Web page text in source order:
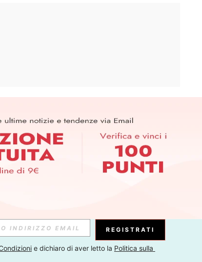
APP
LE ULTIME TENDENZE IN ANTEPRIMA! (È
IN QUALSIASI MOMENTO).
Abbonati
REGISTRATI
e dichiaro di aver letto la Politica sulla